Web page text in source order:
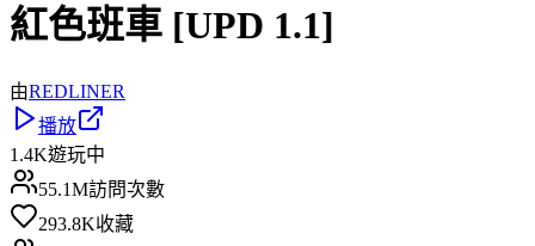
紅色班車 [UPD 1.1]
由REDLINER
播放
1.4K遊玩中
55.1M訪問次數
293.8K收藏